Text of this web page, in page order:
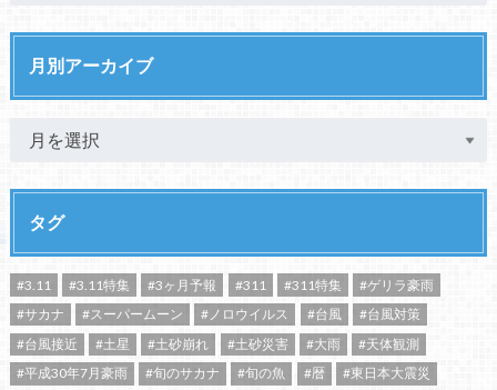
月別アーカイブ
タグ
#3.11 #3.11特集 #3ヶ月予報 #311 #311特集
#ゲリラ豪雨
#サカナ
#スーパームーン #ノロウイルス #台風
#台風対策
#台風接近
#土星 #土砂崩れ #土砂災害 #大雨
#天体観測
#平成30年7月豪雨
#旬のサカナ #旬の魚 #暦
#東日本大震災